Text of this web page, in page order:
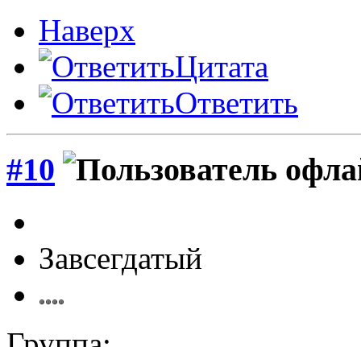
Наверх
Цитата
Ответить
#10
Завсегдатый